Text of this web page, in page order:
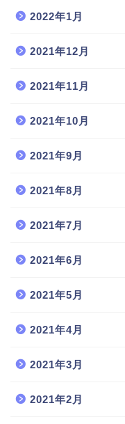
2022年1月
2021年12月
2021年11月
2021年10月
2021年9月
2021年8月
2021年7月
2021年6月
2021年5月
2021年4月
2021年3月
2021年2月